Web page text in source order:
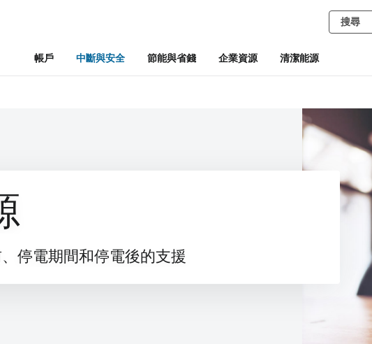
帳戶 中斷與安全 節能與省錢 企業資源 清潔能源
停電期間和停電後的支援